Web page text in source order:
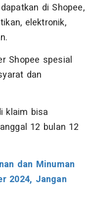
di Shopee,
elektronik,
Shopee spesial
dan
klaim bisa
12 bulan 12
dan Minuman
2024, Jangan